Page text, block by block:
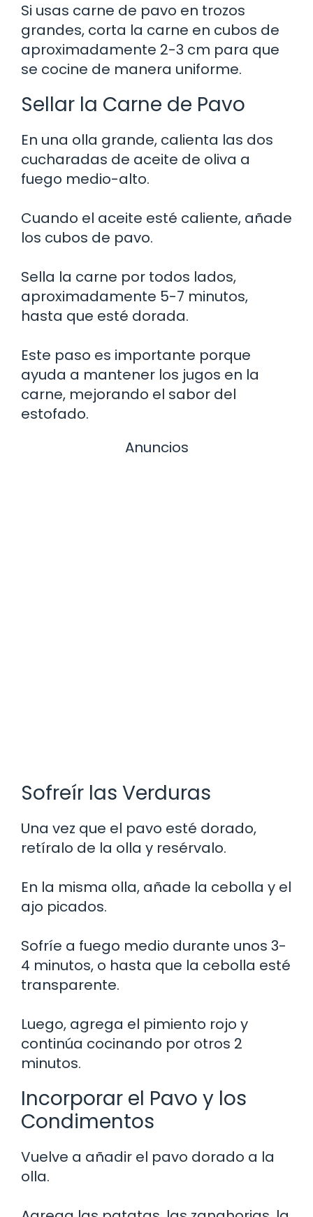
Si usas carne de pavo en trozos
grandes, corta la carne en cubos de
aproximadamente 2-3 cm para que
se cocine de manera uniforme.
Sellar la Carne de Pavo
En una olla grande, calienta las dos
cucharadas de aceite de oliva a
fuego medio-alto.
Cuando el aceite esté caliente, añade
los cubos de pavo.
Sella la carne por todos lados,
aproximadamente 5-7 minutos,
hasta que esté dorada.
Este paso es importante porque
ayuda a mantener los jugos en la
carne, mejorando el sabor del
estofado.
Anuncios
Sofreír las Verduras
Una vez que el pavo esté dorado,
retíralo de la olla y resérvalo.
En la misma olla, añade la cebolla y el
ajo picados.
Sofríe a fuego medio durante unos 3-
4 minutos, o hasta que la cebolla esté
transparente.
Luego, agrega el pimiento rojo y
continúa cocinando por otros 2
minutos.
Incorporar el Pavo y los
Condimentos
Vuelve a añadir el pavo dorado a la
olla.